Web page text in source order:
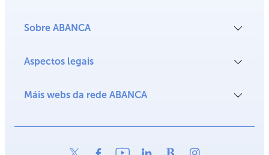
Sobre ABANCA
Aspectos legais
Máis webs da rede ABANCA